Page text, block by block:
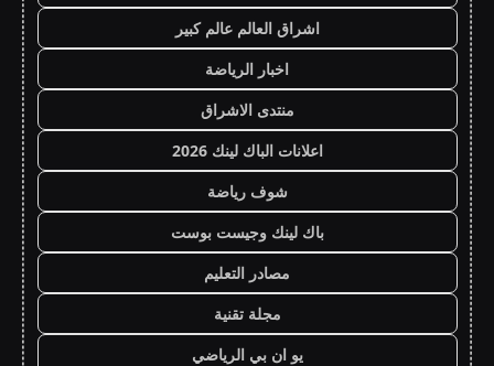
اشراق العالم عالم كبير
اخبار الرياضة
منتدى الاشراق
اعلانات الباك لينك 2026
شوف رياضة
باك لينك وجيست بوست
مصادر التعليم
مجلة تقنية
يو ان بي الرياضي